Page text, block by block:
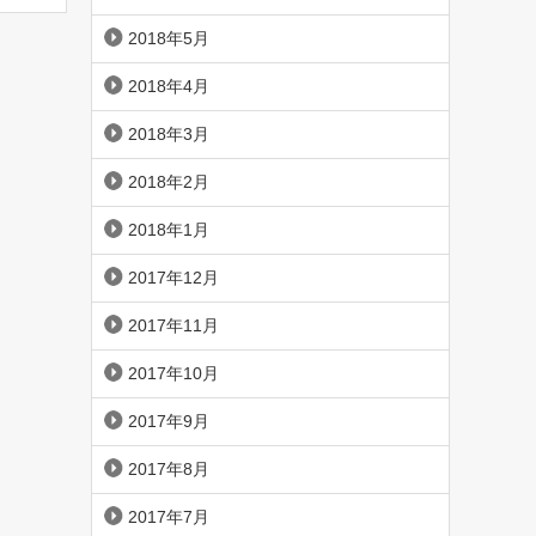
2018年5月
2018年4月
2018年3月
2018年2月
2018年1月
2017年12月
2017年11月
2017年10月
2017年9月
2017年8月
2017年7月